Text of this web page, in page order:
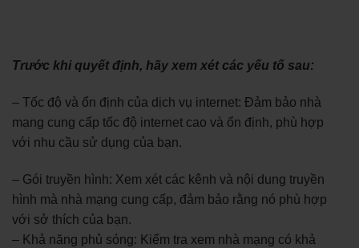
Trước khi quyết định, hãy xem xét các yếu tố sau:
– Tốc độ và ổn định của dịch vụ internet: Đảm bảo nhà
mạng cung cấp tốc độ internet cao và ổn định, phù hợp
với nhu cầu sử dụng của bạn.
– Gói truyền hình: Xem xét các kênh và nội dung truyền
hình mà nhà mạng cung cấp, đảm bảo rằng nó phù hợp
với sở thích của bạn.
– Khả năng phủ sóng: Kiểm tra xem nhà mạng có khả